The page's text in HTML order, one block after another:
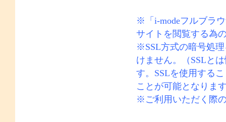
※「 i-modeフルブラ
サイトを閲覧する為
※SSL方式の暗号処
けません。（ SSL と
す。 SSLを使用する
ことが可能となり
※ご利用いただく際